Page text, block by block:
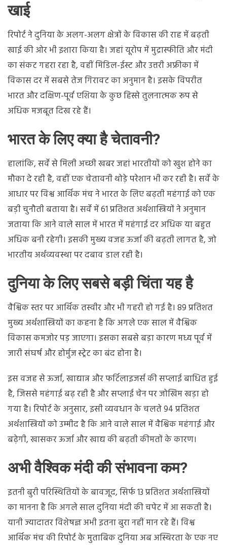
खाई
रिपोर्ट ने दुनिया के अलग-अलग क्षेत्रों के विकास की राह में बढ़ती
खाई की ओर भी इशारा किया है। जहां यूरोप में मुद्रास्फीति और मंदी
का संकट गहरा रहा है, वहीं मिडिल-ईस्ट और उत्तरी अफ्रीका में
विकास दर में सबसे तेज गिरावट का अनुमान है। इसके विपरीत
भारत और दक्षिण-पूर्व एशिया के कुछ हिस्से तुलनात्मक रूप से
अधिक मजबूत दिख रहे हैं।
भारत के लिए क्या है चेतावनी?
हालांकि, सर्वे से मिली अच्छी खबर जहां भारतीयों को खुश होने का
मौका दे रही है, वहीं एक चेतावनी थोड़े परेशान भी कर रही है। सर्वे के
आधार पर विश्व आर्थिक मंच ने भारत के लिए बढ़ती महंगाई को एक
बड़ी चुनौती बताया है। सर्वे में 61 प्रतिशत अर्थशास्त्रियों ने अनुमान
जताया कि आने वाले साल में भारत में महंगाई दर अधिक या बहुत
अधिक बनी रहेगी। इसकी मुख्य वजह ऊर्जा की बढ़ती लागत है, जो
भारतीय अर्थव्यवस्था पर दबाव डाल रही है।
दुनिया के लिए सबसे बड़ी चिंता यह है
वैश्विक स्तर पर आर्थिक तस्वीर और भी गहरी हो गई है। 89 प्रतिशत
मुख्य अर्थशास्त्रियों का कहना है कि अगले एक साल में वैश्विक
विकास कमजोर पड़ जाएगा। इसका सबसे बड़ा कारण मध्य पूर्व में
जारी संघर्ष और होर्मुज स्ट्रेट का बंद होना है।
इस वजह से ऊर्जा, खाद्यान्न और फर्टिलाइजर्स की सप्लाई बाधित हुई
है, जिससे महंगाई बढ़ रही है और सप्लाई चेन पर जोखिम खड़ा हो
गया है। रिपोर्ट के अनुसार, इसी व्यवधान के चलते 94 प्रतिशत
अर्थशास्त्रियों को उम्मीद है कि आने वाले साल में वैश्विक महंगाई और
बढ़ेगी, खासकर ऊर्जा और खाद्य की बढ़ती कीमतों के कारण।
अभी वैश्विक मंदी की संभावना कम?
इतनी बुरी परिस्थितियों के बावजूद, सिर्फ 13 प्रतिशत अर्थशास्त्रियों
का मानना है कि अगले साल दुनिया मंदी की चपेट में आ सकती है।
यानी ज्यादातर विशेषज्ञ अभी इतना बुरा नहीं मान रहे हैं। विश्व
आर्थिक मंच की रिपोर्ट के मुताबिक दुनिया अब अस्थिरता के एक नए